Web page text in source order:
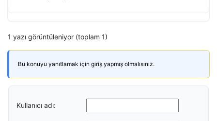
1 yazı görüntüleniyor (toplam 1)
Bu konuyu yanıtlamak için giriş yapmış olmalısınız.
Kullanıcı adı: